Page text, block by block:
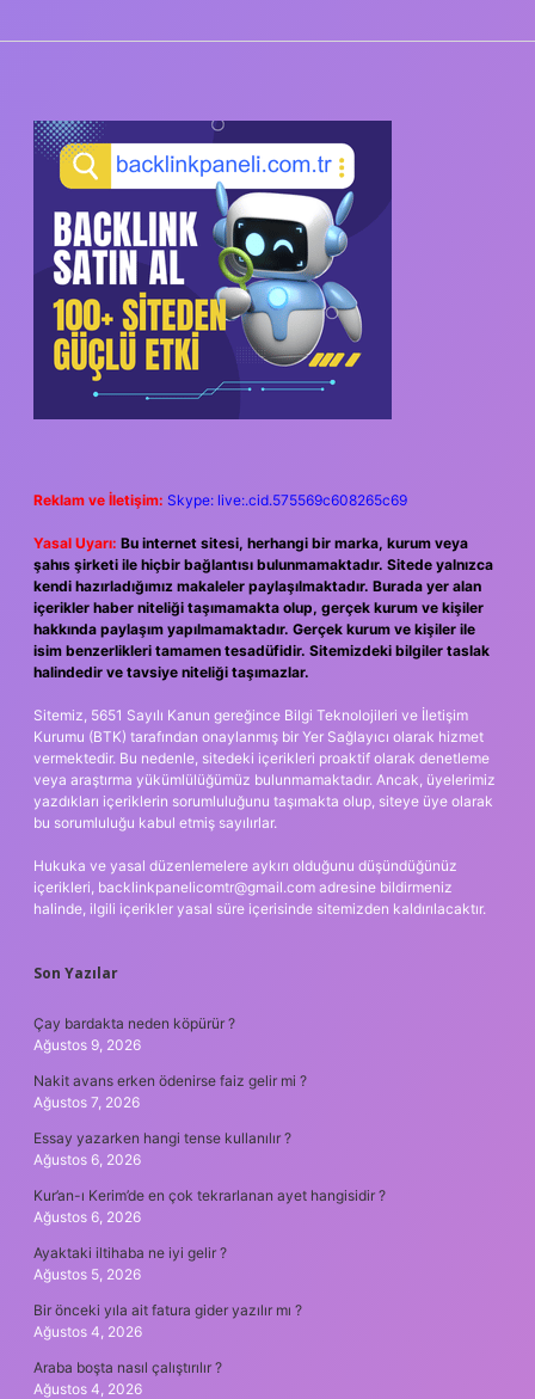
SIDEBAR
Reklam ve İletişim: Skype: live:.cid.575569c608265c69
Yasal Uyarı: Bu internet sitesi, herhangi bir marka, kurum veya
şahıs şirketi ile hiçbir bağlantısı bulunmamaktadır. Sitede yalnızca
kendi hazırladığımız makaleler paylaşılmaktadır. Burada yer alan
içerikler haber niteliği taşımamakta olup, gerçek kurum ve kişiler
hakkında paylaşım yapılmamaktadır. Gerçek kurum ve kişiler ile
isim benzerlikleri tamamen tesadüfidir. Sitemizdeki bilgiler taslak
halindedir ve tavsiye niteliği taşımazlar.
Sitemiz, 5651 Sayılı Kanun gereğince Bilgi Teknolojileri ve İletişim
Kurumu (BTK) tarafından onaylanmış bir Yer Sağlayıcı olarak hizmet
vermektedir. Bu nedenle, sitedeki içerikleri proaktif olarak denetleme
veya araştırma yükümlülüğümüz bulunmamaktadır. Ancak, üyelerimiz
yazdıkları içeriklerin sorumluluğunu taşımakta olup, siteye üye olarak
bu sorumluluğu kabul etmiş sayılırlar.
Hukuka ve yasal düzenlemelere aykırı olduğunu düşündüğünüz
içerikleri, backlinkpanelicomtr@gmail.com adresine bildirmeniz
halinde, ilgili içerikler yasal süre içerisinde sitemizden kaldırılacaktır.
Son Yazılar
Çay bardakta neden köpürür ?
Ağustos 9, 2026
Nakit avans erken ödenirse faiz gelir mi ?
Ağustos 7, 2026
Essay yazarken hangi tense kullanılır ?
Ağustos 6, 2026
Kur’an-ı Kerim’de en çok tekrarlanan ayet hangisidir ?
Ağustos 6, 2026
Ayaktaki iltihaba ne iyi gelir ?
Ağustos 5, 2026
Bir önceki yıla ait fatura gider yazılır mı ?
Ağustos 4, 2026
Araba boşta nasıl çalıştırılır ?
Ağustos 4, 2026